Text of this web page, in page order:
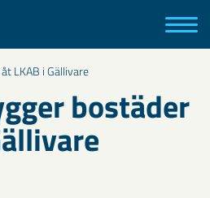
LKAB i Gällivare
bostäder